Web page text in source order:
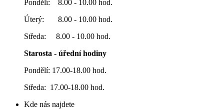
Pondělí: 8.00 - 10.00 hod.
Úterý: 8.00 - 10.00 hod.
Středa: 8.00 - 10.00 hod.
Starosta - úřední hodiny
Pondělí: 17.00-18.00 hod.
Středa: 17.00-18.00 hod.
Kde nás najdete